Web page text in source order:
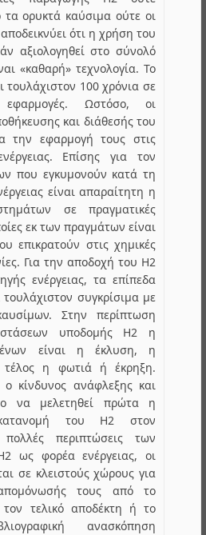
ορυκτά καύσιμα ούτε οι
ότι η χρήση του
αξιολογηθεί στο σύνολό
«καθαρή» τεχνολογία. Το
τουλάχιστον 100 χρόνια σε
εφαρμογές. Ωστόσο, οι
και διάθεσής του
την εφαρμογή τους στις
Επίσης για τον
που εγκυμονούν κατά τη
είναι απαραίτητη η
σε πραγματικές
εκ των πραγμάτων είναι
επικρατούν στις χημικές
Για την αποδοχή του Η2
ενέργειας, τα επίπεδα
συγκρίσιμα με
Στην περίπτωση
υποδομής Η2 η
είναι η έκλυση, η
η φωτιά ή έκρηξη.
ο κίνδυνος ανάφλεξης και
να μελετηθεί πρώτα η
του H2 στον
περιπτώσεις των
ως φορέα ενέργειας, οι
σε κλειστούς χώρους για
τους από το
τελικό αποδέκτη ή το
ανασκόπηση